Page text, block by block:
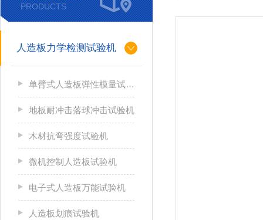
PRODUCTS
人造板力学检测试验机
单臂式人造板弹性模量试验机
地板耐冲击落球冲击试验机
木材抗弯强度试验机
微机控制人造板试验机
电子式人造板万能试验机
人造板划痕试验机